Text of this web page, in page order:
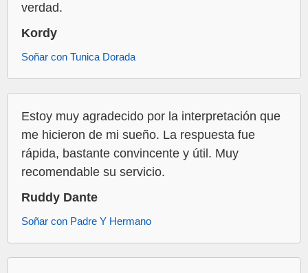
verdad.
Kordy
Soñar con Tunica Dorada
Estoy muy agradecido por la interpretación que
me hicieron de mi sueño. La respuesta fue
rápida, bastante convincente y útil. Muy
recomendable su servicio.
Ruddy Dante
Soñar con Padre Y Hermano